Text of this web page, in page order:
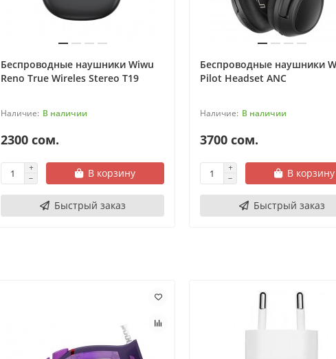
Беспроводные наушники Wiwu
Reno True Wireles Stereo T19
В наличии
2300 сом.
В корзину
Быстрый заказ
Беспроводные наушники
Pilot Headset ANC
В наличии
3700 сом.
В корзину
Быстрый заказ